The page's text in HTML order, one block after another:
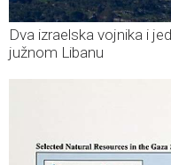
Dva izraelska vojnika i
južnom Libanu